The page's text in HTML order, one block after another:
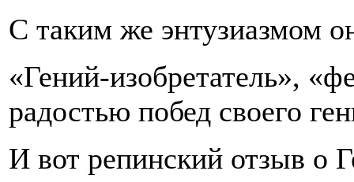
С таким же энтузиазмом
«Гений-изобретатель»,
радостью побед своего
И вот репинский отзыв о